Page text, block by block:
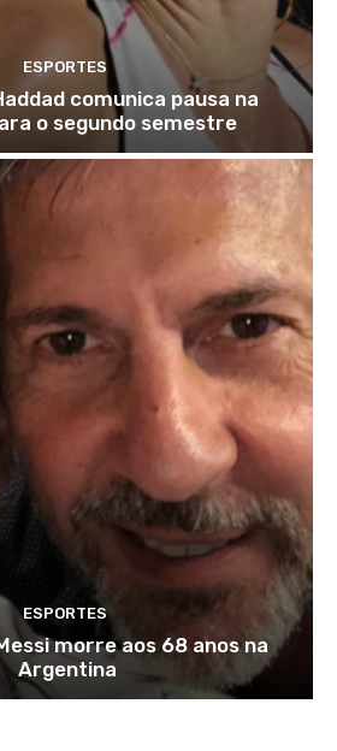
ESPORTES
comunica pausa na
o segundo semestre
ESPORTES
morre aos 68 anos na
Argentina